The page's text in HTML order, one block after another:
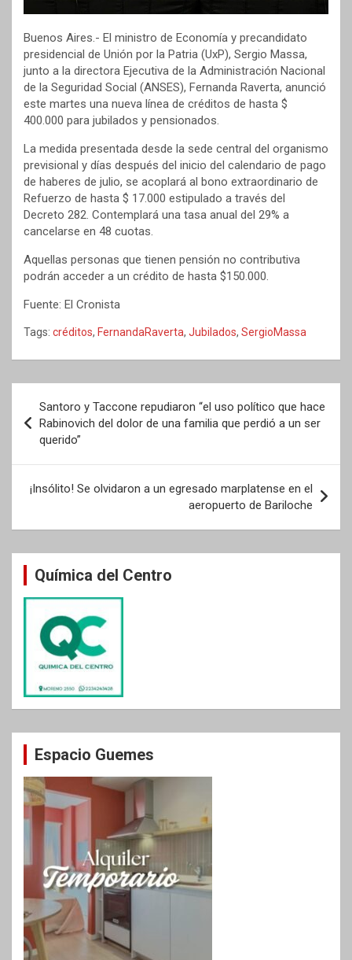
Buenos Aires.- El ministro de Economía y precandidato
presidencial de Unión por la Patria (UxP), Sergio Massa,
junto a la directora Ejecutiva de la Administración Nacional
de la Seguridad Social (ANSES), Fernanda Raverta, anunció
este martes una nueva línea de créditos de hasta $
400.000 para jubilados y pensionados.
La medida presentada desde la sede central del organismo
previsional y días después del inicio del calendario de pago
de haberes de julio, se acoplará al bono extraordinario de
Refuerzo de hasta $ 17.000 estipulado a través del
Decreto 282. Contemplará una tasa anual del 29% a
cancelarse en 48 cuotas.
Aquellas personas que tienen pensión no contributiva
podrán acceder a un crédito de hasta $150.000.
Fuente: El Cronista
Tags: créditos, FernandaRaverta, Jubilados, SergioMassa
de
entradas
Santoro y Taccone repudiaron “el uso político que hace
Rabinovich del dolor de una familia que perdió a un ser
querido”
¡Insólito! Se olvidaron a un egresado marplatense en el
aeropuerto de Bariloche
Química del Centro
Espacio Guemes